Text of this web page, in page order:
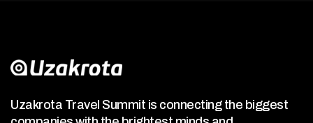
Uzakrota Travel Summit is connecting the biggest